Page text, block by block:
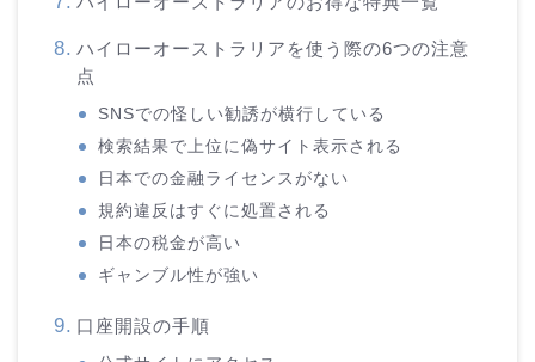
ハイローオーストラリアを使う際の6つの注意
点
SNSでの怪しい勧誘が横行している
検索結果で上位に偽サイト表示される
日本での金融ライセンスがない
規約違反はすぐに処置される
日本の税金が高い
ギャンブル性が強い
口座開設の手順